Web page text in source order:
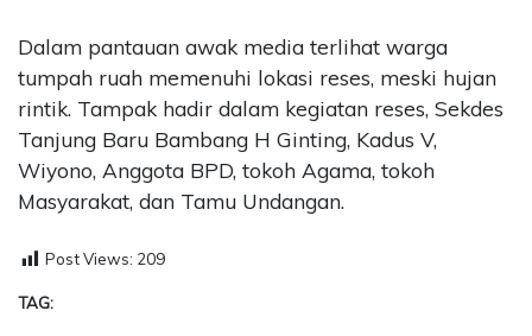
Dalam pantauan awak media terlihat warga
tumpah ruah memenuhi lokasi reses, meski hujan
rintik. Tampak hadir dalam kegiatan reses, Sekdes
Tanjung Baru Bambang H Ginting, Kadus V,
Wiyono, Anggota BPD, tokoh Agama, tokoh
Masyarakat, dan Tamu Undangan.
Post Views: 209
TAG: